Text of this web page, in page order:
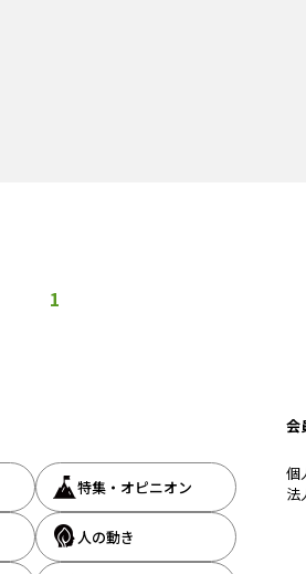
1
特集・オピニオン
人の動き
会
個
法